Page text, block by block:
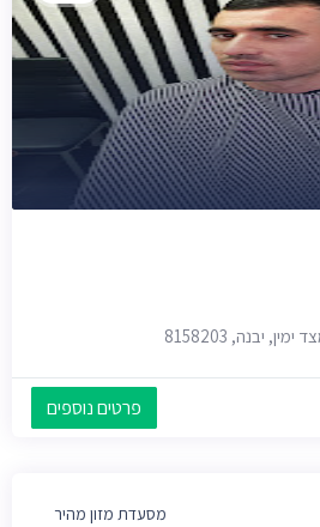
פרטים נוספים
מסעדת מזון מהיר